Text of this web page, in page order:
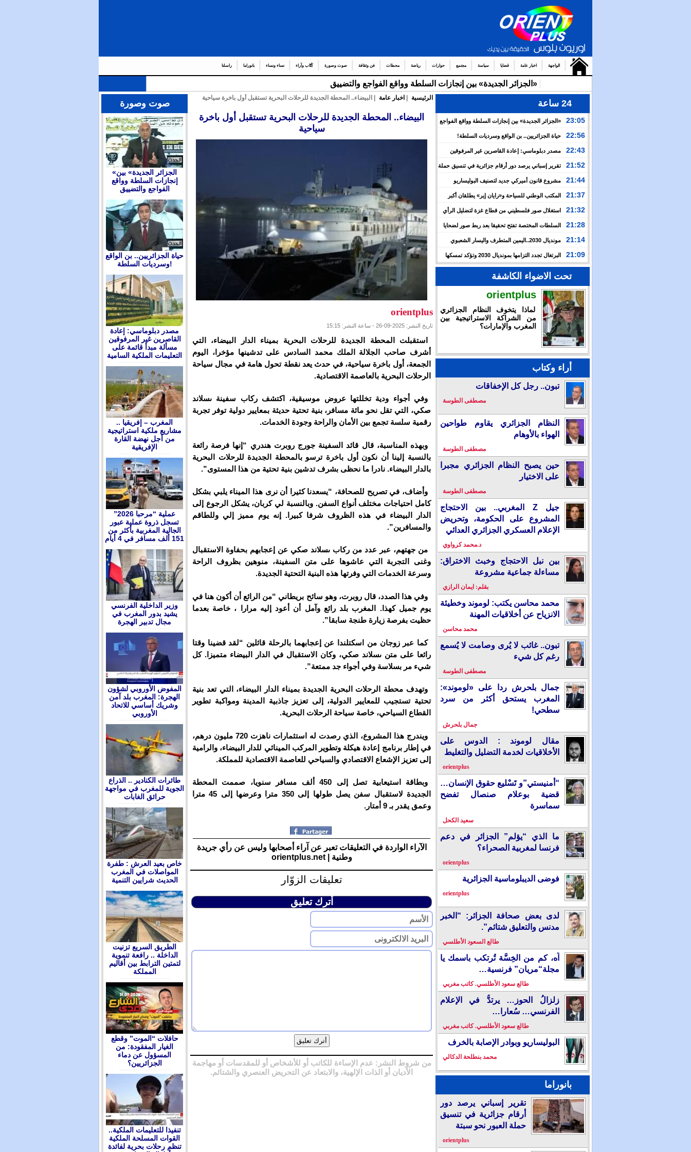
الواجهة اخبار عامة قضايا سياسة مجتمع حوارات رياضة محطات فن وثقافة صوت وصورة كُتّاب وآراء نساء ونساء بانوراما راسلنا
«الجزائر الجديدة» بين إنجازات السلطة وواقع الفواجع والتضييق
24 ساعة
23:05
«الجزائر الجديدة» بين إنجازات السلطة وواقع الفواجع
والتضييق
22:56 حياة الجزائريين.. بن الواقع وسرديات السلطة!
22:43
مصدر دبلوماسي: إعادة القاصرين غير المرفوقين
مسألة مبدأ قائمة على التعليمات الملكية السامية
21:52
تقرير إسباني يرصد دور أرقام جزائرية في تنسيق حملة
العبور نحو سبتة
21:44
مشروع قانون أميركي جديد لتصنيف البوليساريو
منظمة إرهابية
21:37
المكتب الوطني للسياحة و«رايان إير» يطلقان أكبر
برنامج جوي شتوي نحو المغرب
21:32
استغلال صور فلسطيني من قطاع غزة لتضليل الرأي
العام بشأن أحداث سبتة
21:28
السلطات المختصة تفتح تحقيقا بعد ربط صور لضحايا
حرب غزة بأحداث سبتة
21:14
مونديال 2030..اليمين المتطرف واليسار الشعبوي
يوظفان الهجرة لاستهداف المغرب
21:09
البرتغال تجدد التزامها بمونديال 2030 وتؤكد تمسكها
بالشراكة مع المغرب وإسبانيا
تحت الاضواء الكاشفة
orientplus
لماذا يتخوف النظام الجزائري
من الشراكة الاستراتيجية بين
المغرب والإمارات؟
أراء وكتاب
تبون.. رجل كل الإخفاقات
مصطفى الطوسة
النظام الجزائري يقاوم طواحين
الهواء بالأوهام
مصطفى الطوسة
حين يصبح النظام الجزائري مجبرا
على الاختيار
مصطفى الطوسة
جيل Z المغربي.. بين الاحتجاج
المشروع على الحكومة، وتحريض
الإعلام العسكري الجزائري العدائي
د.محمد كرواوي
بين نبل الاحتجاج وخبث الاختراق:
مساءلة جماعية مشروعة
بقلم: ايمان الرازي
محمد محاسن يكتب: لوموند وخطيئة
الانزياح عن أخلاقيات المهنة
محمد محاسن
تبون.. غائب لا يُرى وصامت لا يُسمع
رغم كل شيء
مصطفى الطوسة
جمال بلحرش ردا على «لوموند»:
المغرب يستحق أكثر من سرد
سطحي!
جمال بلحرش
مقال لوموند : الدوس على
الأخلاقيات لخدمة التضليل والتغليط
orientplus
“أمنيستي”و تَسْليع حقوق الإنسان…
قضية بوعلام صنصال تفضح
سماسرة
سعيد الكحل
ما الذي “يؤلم” الجزائر في دعم
فرنسا لمغربية الصحراء؟
orientplus
فوضى الديبلوماسية الجزائرية
orientplus
لدى بعض صحافة الجزائر: “الخبر
مدنس والتعليق شتائم”.
طالع السعود الأطلسي
آه، كم من الخِسَّة تُرتكب باسمك يا
مجلة“مريان” فرنسية…
طالع سعود الأطلسي. كاتب مغربي
زلزالُ الحوز… يرتدُّ في الإعلام
الفرنسي… سُعارا…
طالع سعود الأطلسي. كاتب مغربي
البوليساريو وبوادر الإصابة بالخرف
محمد بنطلحة الدكالي
بانوراما
تقرير إسباني يرصد دور
أرقام جزائرية في تنسيق
حملة العبور نحو سبتة
orientplus
الرئيسية اخبار عامة | البيضاء.. المحطة الجديدة للرحلات البحرية تستقبل أول باخرة سياحية
البيضاء.. المحطة الجديدة للرحلات البحرية تستقبل أول باخرة
سياحية
orientplus
تاريخ النشر: 2025-09-26 - ساعة النشر: 15:15
استقبلت المحطة الجديدة للرحلات البحرية بميناء الدار البيضاء، التي
أشرف صاحب الجلالة الملك محمد السادس على تدشينها مؤخرا، اليوم
الجمعة، أول باخرة سياحية، في حدث يعد نقطة تحول هامة في مجال سياحة
الرحلات البحرية بالعاصمة الاقتصادية.
وفي أجواء ودية تخللتها عروض موسيقية، اكتشف ركاب سفينة ىسلاند
صكي، التي تقل نحو مائة مسافر، بنية تحتية حديثة بمعايير دولية توفر تجربة
رقمية سلسة تجمع بين الأمان والراحة وجودة الخدمات.
وبهذه المناسبة، قال قائد السفينة جورج روبرت هندري “إنها فرصة رائعة
بالنسبة إلينا أن نكون أول باخرة ترسو بالمحطة الجديدة للرحلات البحرية
بالدار البيضاء. نادرا ما نحظى بشرف تدشين بنية تحتية من هذا المستوى”.
وأضاف، في تصريح للصحافة، “يسعدنا كثيرا أن نرى هذا الميناء يلبي بشكل
كامل احتياجات مختلف أنواع السفن. وبالنسبة لي كربان، يشكل الرجوع إلى
الدار البيضاء في هذه الظروف شرفا كبيرا. إنه يوم مميز إلي وللطاقم
والمسافرين”.
من جهتهم، عبر عدد من ركاب ىسلاند صكي عن إعجابهم بحفاوة الاستقبال
وغنى التجربة التي عاشوها على متن السفينة، منوهين بظروف الراحة
وسرعة الخدمات التي وفرتها هذه البنية التحتية الجديدة.
وفي هذا الصدد، قال روبرت، وهو سائح بريطاني “من الرائع أن أكون هنا في
يوم جميل كهذا. المغرب بلد رائع وآمل أن أعود إليه مرارا ، خاصة بعدما
حظيت بفرصة زيارة طنجة سابقا”.
كما عبر زوجان من اسكتلندا عن إعجابهما بالرحلة قائلين “لقد قضينا وقتا
رائعا على متن ىسلاند صكي، وكان الاستقبال في الدار البيضاء متميزا. كل
شيء مر بسلاسة وفي أجواء جد ممتعة”.
وتهدف محطة الرحلات البحرية الجديدة بميناء الدار البيضاء، التي تعد بنية
تحتية تستجيب للمعايير الدولية، إلى تعزيز جاذبية المدينة ومواكبة تطوير
القطاع السياحي، خاصة سياحة الرحلات البحرية.
ويندرج هذا المشروع، الذي رصدت له استثمارات ناهزت 720 مليون درهم،
في إطار برنامج إعادة هيكلة وتطوير المركب المينائي للدار البيضاء، والرامية
إلى تعزيز الإشعاع الاقتصادي والسياحي للعاصمة الاقتصادية للمملكة.
وبطاقة استيعابية تصل إلى 450 ألف مسافر سنويا، صممت المحطة
الجديدة لاستقبال سفن يصل طولها إلى 350 مترا وعرضها إلى 45 مترا
وعمق يقدر بـ 9 أمتار.
الآراء الواردة في التعليقات تعبر عن آراء أصحابها وليس عن رأي جريدة
وطنية | orientplus.net
تعليقات الزوّار
أترك تعليق
من شروط النشر: عدم الإساءة للكاتب أو للأشخاص أو للمقدسات أو مهاجمة
الأديان أو الذات الإلهية، والابتعاد عن التحريض العنصري والشتائم.
صوت وصورة
«الجزائر الجديدة» بين
إنجازات السلطة وواقع
الفواجع والتضييق
حياة الجزائريين.. بن الواقع
وسرديات السلطة!
مصدر دبلوماسي: إعادة
القاصرين غير المرفوقين
مسألة مبدأ قائمة على
التعليمات الملكية السامية
المغرب – إفريقيا ..
مشاريع ملكية استراتيجية
من أجل نهضة القارة
الإفريقية
عملية “مرحبا 2026”
تسجل ذروة عملية عبور
الجالية المغربية بأكثر من
151 ألف مسافر في 4 أيام
وزير الداخلية الفرنسي
يشيد بدور المغرب في
مجال تدبير الهجرة
المفوض الأوروبي لشؤون
الهجرة: المغرب بلد آمن
وشريك أساسي للاتحاد
الأوروبي
طائرات الكنادير .. الذراع
الجوية للمغرب في مواجهة
حرائق الغابات
ﺧﺎﺹ ﺑﻌﻴﺪ ﺍﻟﻌﺮﺵ : ﻃﻔﺮﺓ
ﺍﻟﻤﻮﺍﺻﻼﺕ ﻓﻲ ﺍﻟﻤﻐﺮﺏ
ﺍﻟﺤﺪﻳﺚ ﺷﺮﺍﻳﻴﻦ ﺍﻟﺘﻨﻤﻴﺔ
الطريق السريع تزنيت
الداخلة .. رافعة تنموية
لتمتين الترابط بين أقاليم
المملكة
حافلات “الموت” وقطع
الغيار المفقودة: من
المسؤول عن دماء
الجزائريين؟
تنفيذا للتعليمات الملكية..
القوات المسلحة الملكية
تنظم رحلات بحرية لفائدة